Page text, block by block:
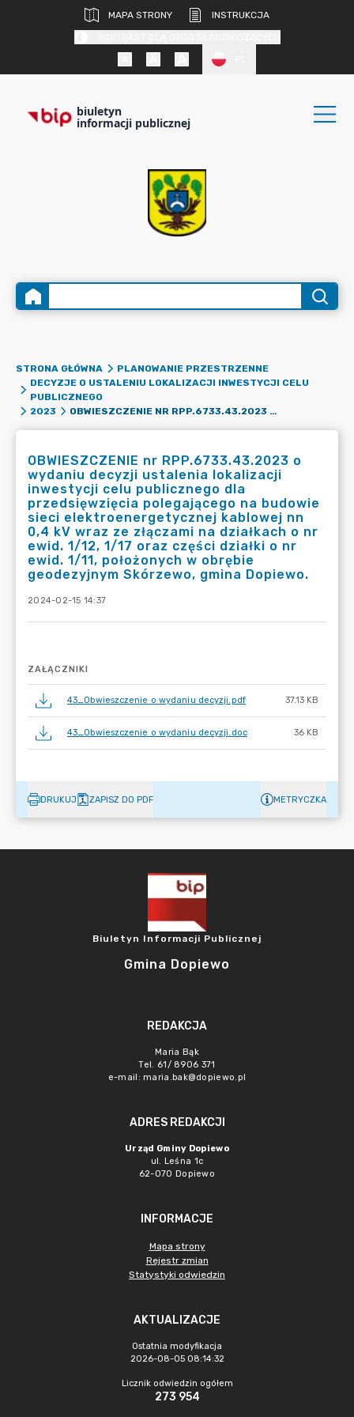
MAPA STRONY
INSTRUKCJA
biuletyn
informacji publicznej
STRONA GŁÓWNA
PLANOWANIE PRZESTRZENNE
DECYZJE O USTALENIU LOKALIZACJI INWESTYCJI CELU
PUBLICZNEGO
2023
OBWIESZCZENIE NR RPP.6733.43.2023 O WYDANIU DECYZJI USTALENIA LOKALIZACJI INWESTYCJI CELU PUBLICZNEGO DLA PRZEDSIĘWZIĘCIA POLEGAJĄCEGO NA BUDOWIE SIECI ELEKTROENERGETYCZNEJ KABLOWEJ NN 0,4 KV WRAZ ZE ZŁĄCZAMI NA DZIAŁKACH O NR EWID. 1/12, 1/17 ORAZ CZĘŚCI DZIAŁKI O NR EWID. 1/11, POŁOŻONYCH W OBRĘBIE GEODEZYJNYM SKÓRZEWO, GMINA DOPIEWO.
OBWIESZCZENIE nr RPP.6733.43.2023 o
wydaniu decyzji ustalenia lokalizacji
inwestycji celu publicznego dla
przedsięwzięcia polegającego na budowie
sieci elektroenergetycznej kablowej nn
0,4 kV wraz ze złączami na działkach o nr
ewid. 1/12, 1/17 oraz części działki o nr
ewid. 1/11, położonych w obrębie
geodezyjnym Skórzewo, gmina Dopiewo.
2024-02-15 14:37
ZAŁĄCZNIKI
43_Obwieszczenie o wydaniu decyzji.pdf 37.13 KB
43_Obwieszczenie o wydaniu decyzji.doc 36 KB
DRUKUJ ZAPISZ DO PDF METRYCZKA
Biuletyn Informacji Publicznej
Gmina Dopiewo
REDAKCJA
Maria Bąk
Tel. 61/ 8906 371
e-mail: maria.bak@dopiewo.pl
ADRES REDAKCJI
Urząd Gminy Dopiewo
ul. Leśna 1c
62-070 Dopiewo
INFORMACJE
Mapa strony
Rejestr zmian
Statystyki odwiedzin
AKTUALIZACJE
Ostatnia modyfikacja
2026-08-05 08:14:32
Licznik odwiedzin ogółem
273 954